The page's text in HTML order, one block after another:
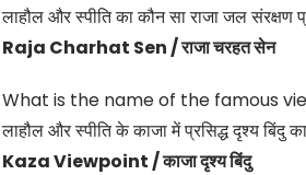
लाहौल और स्पीति का कौन सा राजा जल संरक्षण
Raja Charhat Sen / राजा चरहत सेन
What is the name of the famous
लाहौल और स्पीति के काजा में प्रसिद्ध दृश्य बिंदु
Kaza Viewpoint / काजा दृश्य बिंदु